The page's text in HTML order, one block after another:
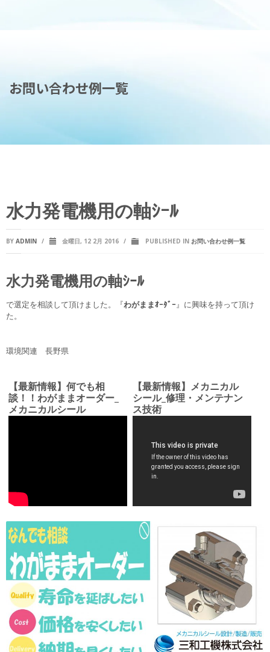
お問い合わせ例一覧
水力発電機用の軸ｼｰﾙ
BY ADMIN / 金曜日, 12 2月 2016 / PUBLISHED IN お問い合わせ例一覧
水力発電機用の軸ｼｰﾙ
で選定を相談して頂けました。『わがままｵｰﾀﾞｰ』に興味を持って頂け
た。
環境関連 長野県
【最新情報】何でも相
談！！わがままオーダー_
メカニカルシール
【最新情報】メカニカル
シール_修理・メンテナン
ス技術